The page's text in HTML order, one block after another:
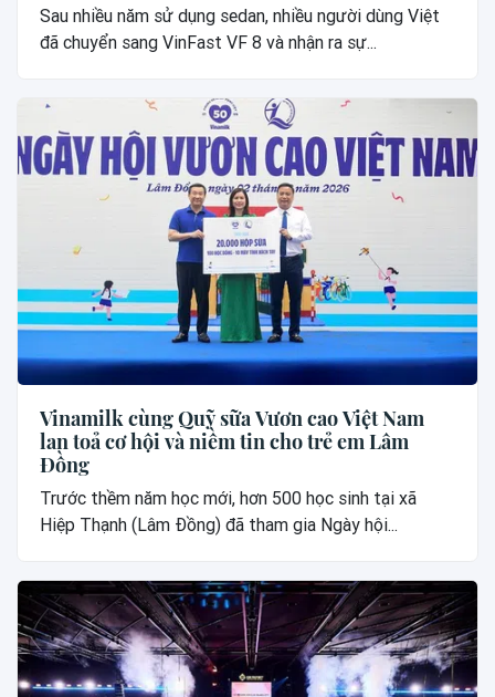
Sau nhiều năm sử dụng sedan, nhiều người dùng Việt
đã chuyển sang VinFast VF 8 và nhận ra sự...
Vinamilk cùng Quỹ sữa Vươn cao Việt Nam
lan toả cơ hội và niềm tin cho trẻ em Lâm
Đồng
Trước thềm năm học mới, hơn 500 học sinh tại xã
Hiệp Thạnh (Lâm Đồng) đã tham gia Ngày hội...